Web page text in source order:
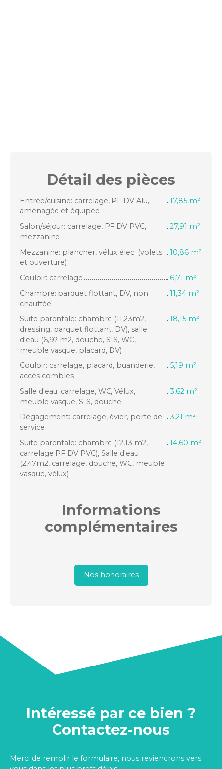
Détail des pièces
Entrée/cuisine: carrelage, PF DV Alu,
aménagée et équipée
17,85 m²
Salon/séjour: carrelage, PF DV PVC,
mezzanine
27,91 m²
Mezzanine: plancher, vélux élec. (volets
et ouverture)
10,86 m²
Couloir: carrelage
6,71 m²
Chambre: parquet flottant, DV, non
chauffée
11,34 m²
Suite parentale: chambre (11,23m2,
dressing, parquet flottant, DV), salle
d'eau (6,92 m2, douche, S-S, WC,
meuble vasque, placard, DV)
18,15 m²
Couloir: carrelage, placard, buanderie,
accès combles
5,19 m²
Salle d'eau: carrelage, WC, Vélux,
meuble vasque, S-S, douche
3,62 m²
Dégagement: carrelage, évier, porte de
service
3,21 m²
Suite parentale: chambre (12,13 m2,
carrelage PF DV PVC), Salle d'eau
(2,47m2, carrelage, douche, WC, meuble
vasque, vélux)
14,60 m²
Informations
complémentaires
Nos honoraires
Intéressé par ce bien ?
Contactez-nous
Merci de remplir le formulaire, nous reviendrons vers